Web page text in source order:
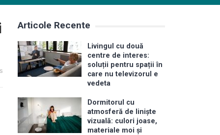
Articole Recente
Livingul cu două
centre de interes:
soluții pentru spații în
care nu televizorul e
vedeta
Dormitorul cu
atmosferă de liniște
vizuală: culori joase,
materiale moi și